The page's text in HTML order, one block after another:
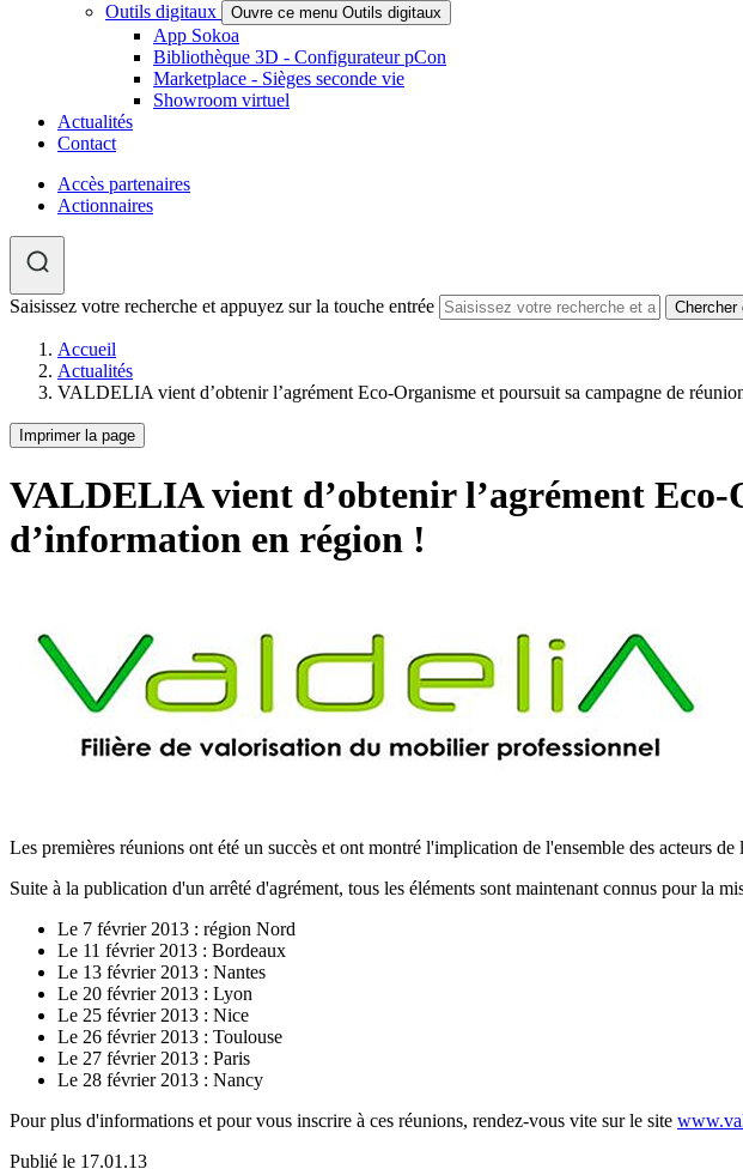
Outils digitaux
Ouvre ce menu Outils digitaux
App Sokoa
Bibliothèque 3D - Configurateur pCon
Marketplace - Sièges seconde vie
Showroom virtuel
Actualités
Contact
Accès partenaires
Actionnaires
Saisissez votre recherche et appuyez sur la touche entrée
Accueil
Actualités
VALDELIA vient d’obtenir l’agrément Eco-Organisme et poursuit sa campagne de
Imprimer la page
VALDELIA vient d’obtenir l’agrément
d’information en région !
Les premières réunions ont été un succès et ont montré l'implication de l'ensemble des acteurs de
Suite à la publication d'un arrêté d'agrément, tous les éléments sont maintenant connus pour la
Le 7 février 2013 : région Nord
Le 11 février 2013 : Bordeaux
Le 13 février 2013 : Nantes
Le 20 février 2013 : Lyon
Le 25 février 2013 : Nice
Le 26 février 2013 : Toulouse
Le 27 février 2013 : Paris
Le 28 février 2013 : Nancy
Pour plus d'informations et pour vous inscrire à ces réunions, rendez-vous vite sur le site
Publié le 17.01.13